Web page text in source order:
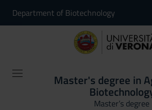
Department of Biotechnology
Master's degree in
Master’s degree